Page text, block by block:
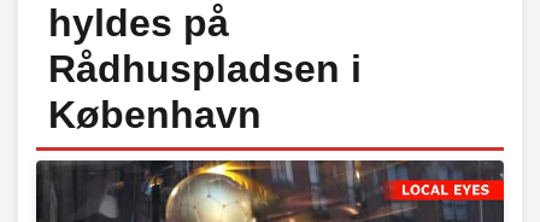
hyldes på
Rådhuspladsen i
København